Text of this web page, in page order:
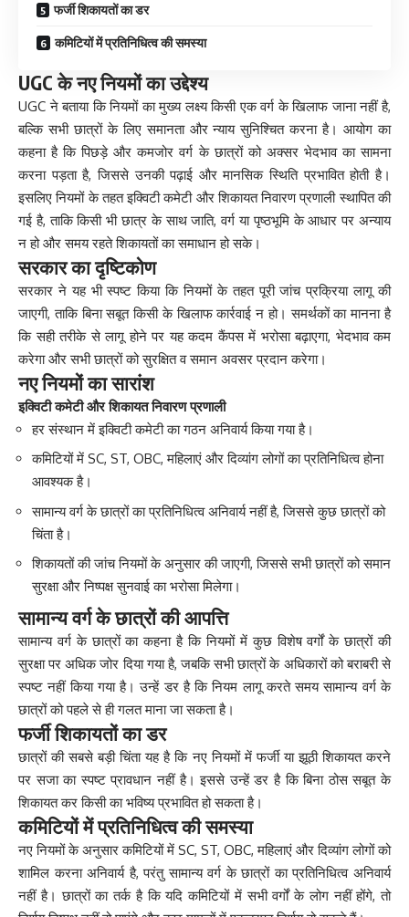
फर्जी शिकायतों का डर
कमिटियों में प्रतिनिधित्व की समस्या
UGC के नए नियमों का उद्देश्य
UGC ने बताया कि नियमों का मुख्य लक्ष्य किसी एक वर्ग के खिलाफ जाना नहीं है,
बल्कि सभी छात्रों के लिए समानता और न्याय सुनिश्चित करना है। आयोग का
कहना है कि पिछड़े और कमजोर वर्ग के छात्रों को अक्सर भेदभाव का सामना
करना पड़ता है, जिससे उनकी पढ़ाई और मानसिक स्थिति प्रभावित होती है।
इसलिए नियमों के तहत इक्विटी कमेटी और शिकायत निवारण प्रणाली स्थापित की
गई है, ताकि किसी भी छात्र के साथ जाति, वर्ग या पृष्ठभूमि के आधार पर अन्याय
न हो और समय रहते शिकायतों का समाधान हो सके।
सरकार का दृष्टिकोण
सरकार ने यह भी स्पष्ट किया कि नियमों के तहत पूरी जांच प्रक्रिया लागू की
जाएगी, ताकि बिना सबूत किसी के खिलाफ कार्रवाई न हो। समर्थकों का मानना है
कि सही तरीके से लागू होने पर यह कदम कैंपस में भरोसा बढ़ाएगा, भेदभाव कम
करेगा और सभी छात्रों को सुरक्षित व समान अवसर प्रदान करेगा।
नए नियमों का सारांश
इक्विटी कमेटी और शिकायत निवारण प्रणाली
हर संस्थान में इक्विटी कमेटी का गठन अनिवार्य किया गया है।
कमिटियों में SC, ST, OBC, महिलाएं और दिव्यांग लोगों का प्रतिनिधित्व होना
आवश्यक है।
सामान्य वर्ग के छात्रों का प्रतिनिधित्व अनिवार्य नहीं है, जिससे कुछ छात्रों को
चिंता है।
शिकायतों की जांच नियमों के अनुसार की जाएगी, जिससे सभी छात्रों को समान
सुरक्षा और निष्पक्ष सुनवाई का भरोसा मिलेगा।
सामान्य वर्ग के छात्रों की आपत्ति
सामान्य वर्ग के छात्रों का कहना है कि नियमों में कुछ विशेष वर्गों के छात्रों की
सुरक्षा पर अधिक जोर दिया गया है, जबकि सभी छात्रों के अधिकारों को बराबरी से
स्पष्ट नहीं किया गया है। उन्हें डर है कि नियम लागू करते समय सामान्य वर्ग के
छात्रों को पहले से ही गलत माना जा सकता है।
फर्जी शिकायतों का डर
छात्रों की सबसे बड़ी चिंता यह है कि नए नियमों में फर्जी या झूठी शिकायत करने
पर सजा का स्पष्ट प्रावधान नहीं है। इससे उन्हें डर है कि बिना ठोस सबूत के
शिकायत कर किसी का भविष्य प्रभावित हो सकता है।
कमिटियों में प्रतिनिधित्व की समस्या
नए नियमों के अनुसार कमिटियों में SC, ST, OBC, महिलाएं और दिव्यांग लोगों को
शामिल करना अनिवार्य है, परंतु सामान्य वर्ग के छात्रों का प्रतिनिधित्व अनिवार्य
नहीं है। छात्रों का तर्क है कि यदि कमिटियों में सभी वर्गों के लोग नहीं होंगे, तो